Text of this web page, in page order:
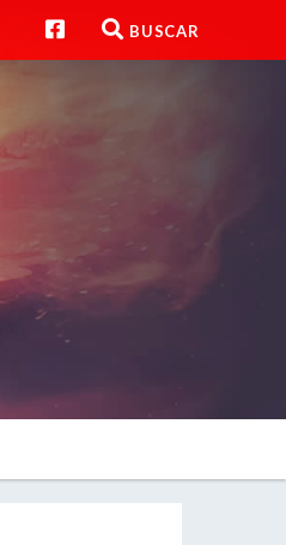
BUSCAR